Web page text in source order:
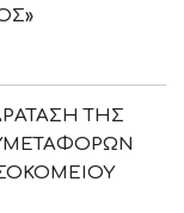
ΤΗΣ